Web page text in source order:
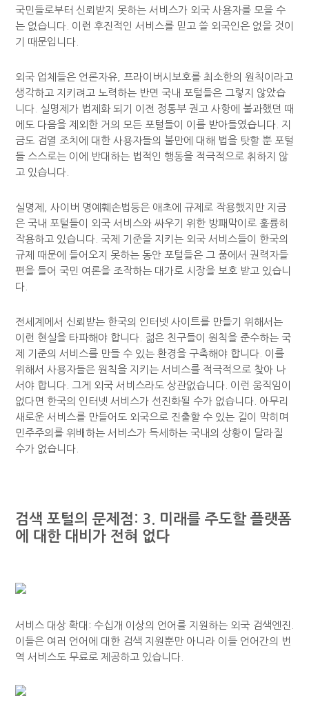
국민들로부터 신뢰받지 못하는 서비스가 외국 사용자를 모을 수
는 없습니다. 이런 후진적인 서비스를 믿고 쓸 외국인은 없을 것이
기 때문입니다.
외국 업체들은 언론자유, 프라이버시보호를 최소한의 원칙이라고
생각하고 지키려고 노력하는 반면 국내 포털들은 그렇지 않았습
니다. 실명제가 법제화 되기 이전 정통부 권고 사항에 불과했던 때
에도 다음을 제외한 거의 모든 포털들이 이를 받아들였습니다. 지
금도 검열 조치에 대한 사용자들의 불만에 대해 법을 탓할 뿐 포털
들 스스로는 이에 반대하는 법적인 행동을 적극적으로 취하지 않
고 있습니다.
실명제, 사이버 명예훼손법등은 애초에 규제로 작용했지만 지금
은 국내 포털들이 외국 서비스와 싸우기 위한 방패막이로 훌륭히
작용하고 있습니다. 국제 기준을 지키는 외국 서비스들이 한국의
규제 때문에 들어오지 못하는 동안 포털들은 그 품에서 권력자들
편을 들어 국민 여론을 조작하는 대가로 시장을 보호 받고 있습니
다.
전세계에서 신뢰받는 한국의 인터넷 사이트를 만들기 위해서는
이런 현실을 타파해야 합니다. 젊은 친구들이 원칙을 준수하는 국
제 기준의 서비스를 만들 수 있는 환경을 구축해야 합니다. 이를
위해서 사용자들은 원칙을 지키는 서비스를 적극적으로 찾아 나
서야 합니다. 그게 외국 서비스라도 상관없습니다. 이런 움직임이
없다면 한국의 인터넷 서비스가 선진화될 수가 없습니다. 아무리
새로운 서비스를 만들어도 외국으로 진출할 수 있는 길이 막히며
민주주의를 위배하는 서비스가 득세하는 국내의 상황이 달라질
수가 없습니다.
검색 포털의 문제점: 3. 미래를 주도할 플랫폼
에 대한 대비가 전혀 없다
서비스 대상 확대: 수십개 이상의 언어를 지원하는 외국 검색엔진.
이들은 여러 언어에 대한 검색 지원뿐만 아니라 이들 언어간의 번
역 서비스도 무료로 제공하고 있습니다.